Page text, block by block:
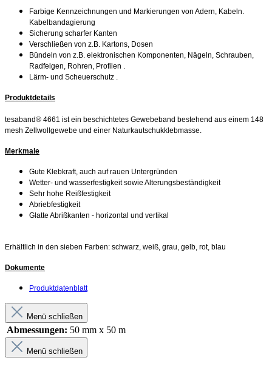
Farbige Kennzeichnungen und Markierungen von Adern, Kabeln.
Kabelbandagierung
Sicherung scharfer Kanten
Verschließen von z.B. Kartons, Dosen
Bündeln von z.B. elektronischen Komponenten, Nägeln, Schrauben,
Radfelgen, Rohren, Profilen .
Lärm- und Scheuerschutz .
Produktdetails
tesaband® 4661 ist ein beschichtetes Gewebeband bestehend aus einem 148
mesh Zellwollgewebe und einer Naturkautschukklebmasse.
Merkmale
Gute Klebkraft, auch auf rauen Untergründen
Wetter- und wasserfestigkeit sowie Alterungsbeständigkeit
Sehr hohe Reißfestigkeit
Abriebfestigkeit
Glatte Abrißkanten - horizontal und vertikal
Erhältlich in den sieben Farben: schwarz, weiß, grau, gelb, rot, blau
Dokumente
Produktdatenblatt
Menü schließen
Abmessungen: 50 mm x 50 m
Menü schließen